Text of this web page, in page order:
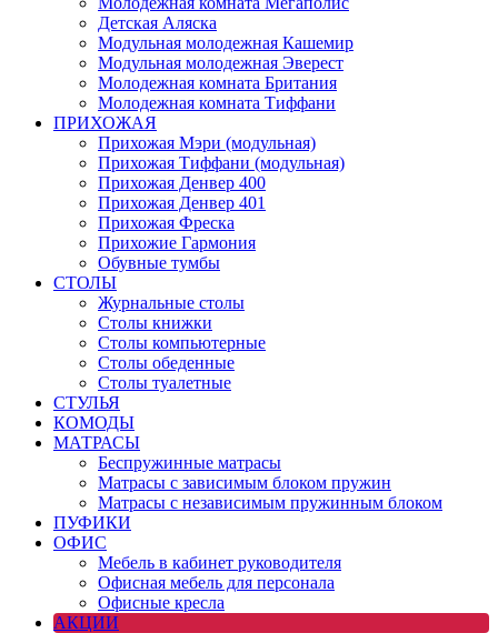
Детская Аляска
Модульная молодежная Кашемир
Модульная молодежная Эверест
Молодежная комната Британия
Молодежная комната Тиффани
ПРИХОЖАЯ
Прихожая Мэри (модульная)
Прихожая Тиффани (модульная)
Прихожая Денвер 400
Прихожая Денвер 401
Прихожая Фреска
Прихожие Гармония
Обувные тумбы
СТОЛЫ
Журнальные столы
Столы книжки
Столы компьютерные
Столы обеденные
Столы туалетные
СТУЛЬЯ
КОМОДЫ
МАТРАСЫ
Беспружинные матрасы
Матрасы с зависимым блоком пружин
Матрасы с независимым пружинным блоком
ПУФИКИ
ОФИС
Мебель в кабинет руководителя
Офисная мебель для персонала
Офисные кресла
АКЦИИ